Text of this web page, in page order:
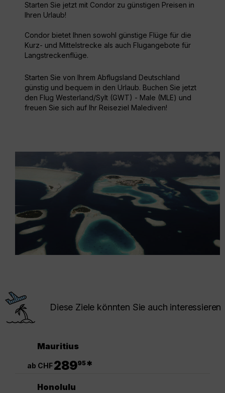
Starten Sie jetzt mit Condor zu günstigen Preisen in
Ihren Urlaub!
Condor bietet Ihnen sowohl günstige Flüge für die
Kurz- und Mittelstrecke als auch Flugangebote für
Langstreckenflüge.
Starten Sie von Ihrem Abflugsland Deutschland
günstig und bequem in den Urlaub. Buchen Sie jetzt
den Flug Westerland/Sylt (GWT) - Male (MLE) und
freuen Sie sich auf Ihr Reiseziel Malediven!
Diese Ziele könnten Sie auch interessieren
Mauritius
ab CHF28995*
Honolulu